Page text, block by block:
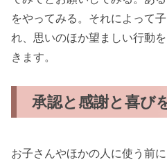
をやってみる。それによって
れ、思いのほか望ましい行動
きます。
承認と感謝と喜び
お子さんやほかの人に使う前